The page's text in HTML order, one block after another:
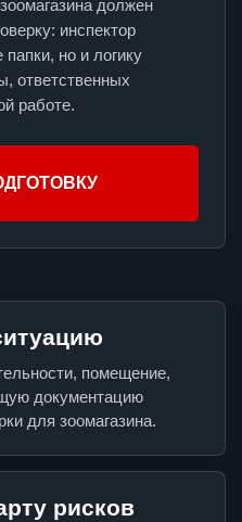
должен
инспектор
но и логику
ответственных
работе.
помещение,
документацию
для зоомагазина.
рисков